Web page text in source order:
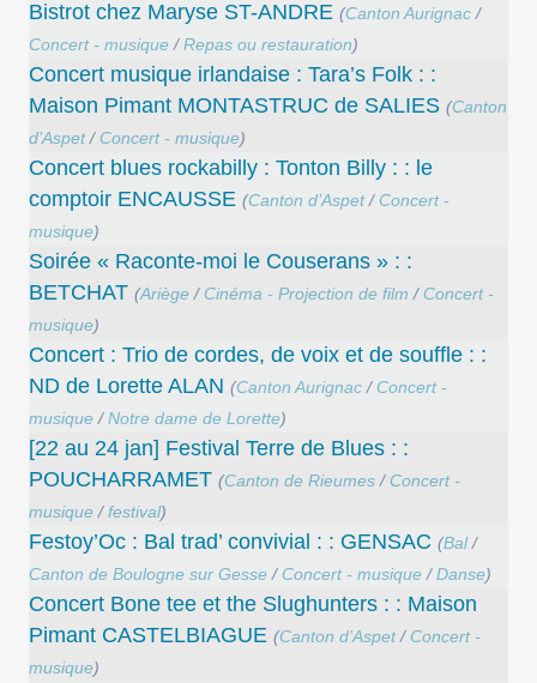
Bistrot chez Maryse ST-ANDRE (Canton Aurignac /
Concert - musique /Repas ou restauration)
Concert musique irlandaise : Tara’s Folk : :
Maison Pimant MONTASTRUC de SALIES (Canton
d’Aspet/ Concert - musique)
Concert blues rockabilly : Tonton Billy : : le
comptoir ENCAUSSE (Canton d’Aspet/ Concert -
musique)
Soirée « Raconte-moi le Couserans » : :
BETCHAT (Ariège / Cinéma - Projection de film / Concert -
musique)
Concert : Trio de cordes, de voix et de souffle : :
ND de Lorette ALAN (Canton Aurignac / Concert -
musique /Notre dame de Lorette)
[22 au 24 jan] Festival Terre de Blues : :
POUCHARRAMET (Canton de Rieumes / Concert -
musique /festival)
Festoy’Oc : Bal trad’ convivial : : GENSAC (Bal/
Canton de Boulogne sur Gesse / Concert - musique /Danse)
Concert Bone tee et the Slughunters : : Maison
Pimant CASTELBIAGUE (Canton d’Aspet/ Concert -
musique)